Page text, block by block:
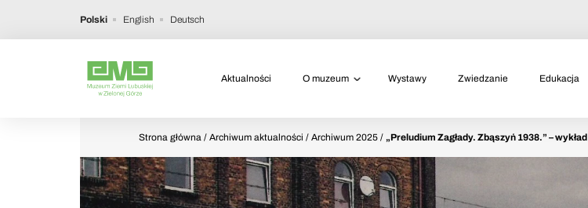
Polski English Deutsch
Aktualności O muzeum Wystawy Zwiedzanie Edukacja
Strona główna / Archiwum aktualności / Archiwum 2025 / „Preludium Zagłady. Zbąszyń 1938.” – wykład